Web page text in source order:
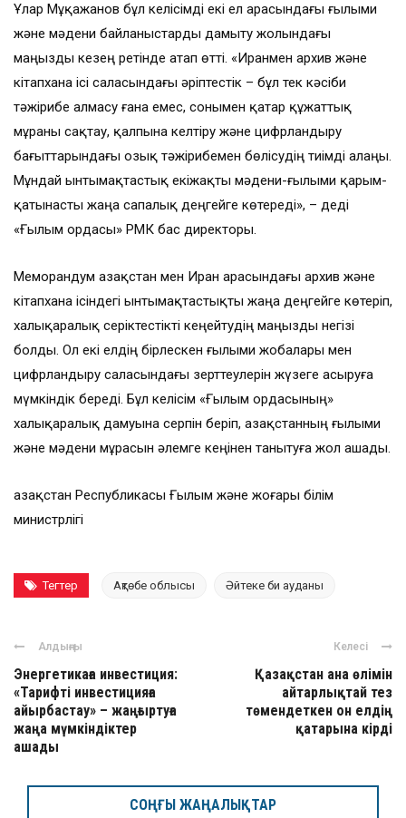
Ұлар Мұқажанов бұл келісімді екі ел арасындағы ғылыми
және мәдени байланыстарды дамыту жолындағы
маңызды кезең ретінде атап өтті. «Иранмен архив және
кітапхана ісі саласындағы әріптестік – бұл тек кәсіби
тәжірибе алмасу ғана емес, сонымен қатар құжаттық
мұраны сақтау, қалпына келтіру және цифрландыру
бағыттарындағы озық тәжірибемен бөлісудің тиімді алаңы.
Мұндай ынтымақтастық екіжақты мәдени-ғылыми қарым-
қатынасты жаңа сапалық деңгейге көтереді», – деді
«Ғылым ордасы» РМК бас директоры.
Меморандум Қазақстан мен Иран арасындағы архив және
кітапхана ісіндегі ынтымақтастықты жаңа деңгейге көтеріп,
халықаралық серіктестікті кеңейтудің маңызды негізі
болды. Ол екі елдің бірлескен ғылыми жобалары мен
цифрландыру саласындағы зерттеулерін жүзеге асыруға
мүмкіндік береді. Бұл келісім «Ғылым ордасының»
халықаралық дамуына серпін беріп, Қазақстанның ғылыми
және мәдени мұрасын әлемге кеңінен танытуға жол ашады.
Қазақстан Республикасы Ғылым және жоғары білім
министрлігі
Тегтер Ақтөбе облысы Әйтеке би ауданы
Алдыңғы
Энергетикаға инвестиция:
«Тарифті инвестицияға
айырбастау» – жаңғыртуға
жаңа мүмкіндіктер
ашады
Келесі
Қазақстан ана өлімін
айтарлықтай тез
төмендеткен он елдің
қатарына кірді
СОҢҒЫ ЖАҢАЛЫҚТАР